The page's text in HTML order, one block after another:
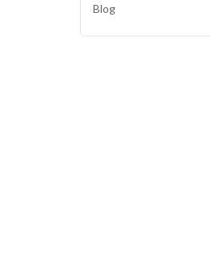
Blog